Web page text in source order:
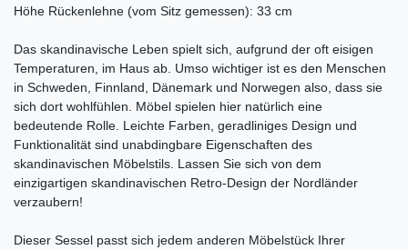
Höhe Rückenlehne (vom Sitz gemessen): 33 cm
Das skandinavische Leben spielt sich, aufgrund der oft eisigen
Temperaturen, im Haus ab. Umso wichtiger ist es den Menschen
in Schweden, Finnland, Dänemark und Norwegen also, dass sie
sich dort wohlfühlen. Möbel spielen hier natürlich eine
bedeutende Rolle. Leichte Farben, geradliniges Design und
Funktionalität sind unabdingbare Eigenschaften des
skandinavischen Möbelstils. Lassen Sie sich von dem
einzigartigen skandinavischen Retro-Design der Nordländer
verzaubern!
Dieser Sessel passt sich jedem anderen Möbelstück Ihrer